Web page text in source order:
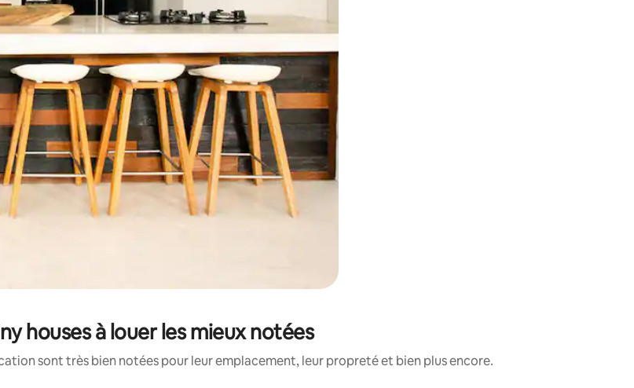
le bas pour les parcourir ou en appuyant et en faisant glisser.
houses à louer les mieux notées
sont très bien notées pour leur emplacement, leur propreté et bien plus encore.